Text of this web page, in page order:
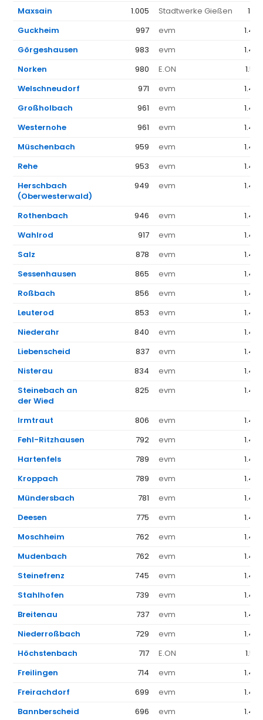
Maxsain
1.005 Stadtwerke Gießen
Guckheim
997 evm
Görgeshausen
983 evm
Norken
980 E.ON
Welschneudorf
971 evm
Großholbach
961 evm
Westernohe
961 evm
Müschenbach
959 evm
Rehe
953 evm
Herschbach
(Oberwesterwald)
949 evm
Rothenbach 946 evm
Wahlrod
917 evm
Salz
878 evm
Sessenhausen
865 evm
Roßbach
856 evm
Leuterod
853 evm
Niederahr
840 evm
Liebenscheid
837 evm
Nisterau
834 evm
Steinebach an
der Wied
825 evm
Irmtraut 806 evm
Fehl-Ritzhausen
792 evm
Hartenfels
789 evm
Kroppach
789 evm
Mündersbach
781 evm
Deesen
775 evm
Moschheim
762 evm
Mudenbach
762 evm
Steinefrenz
745 evm
Stahlhofen
739 evm
Breitenau
737 evm
Niederroßbach
729 evm
Höchstenbach
717 E.ON
Freilingen
714 evm
Freirachdorf
699 evm
Bannberscheid
696 evm